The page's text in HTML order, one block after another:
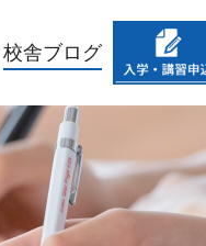
校舎ブログ